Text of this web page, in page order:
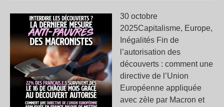
30 octobre
2025Capitalisme, Europe,
Inégalités Fin de
l’autorisation des
découverts : comment une
directive de l’Union
Européenne appliquée
avec zèle par Macron et